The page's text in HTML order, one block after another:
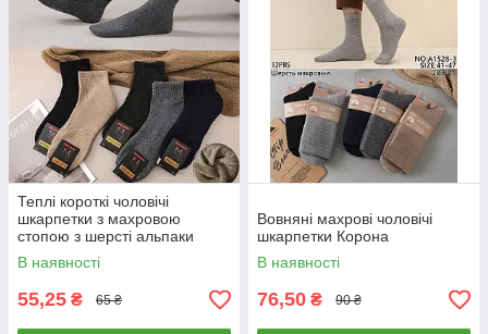
Теплі короткі чоловічі
шкарпетки з махровою
стопою з шерсті альпаки
Корона
В наявності
55,25 ₴ 65 ₴
Вовняні махрові чоловічі
шкарпетки Корона
В наявності
76,50 ₴ 90 ₴